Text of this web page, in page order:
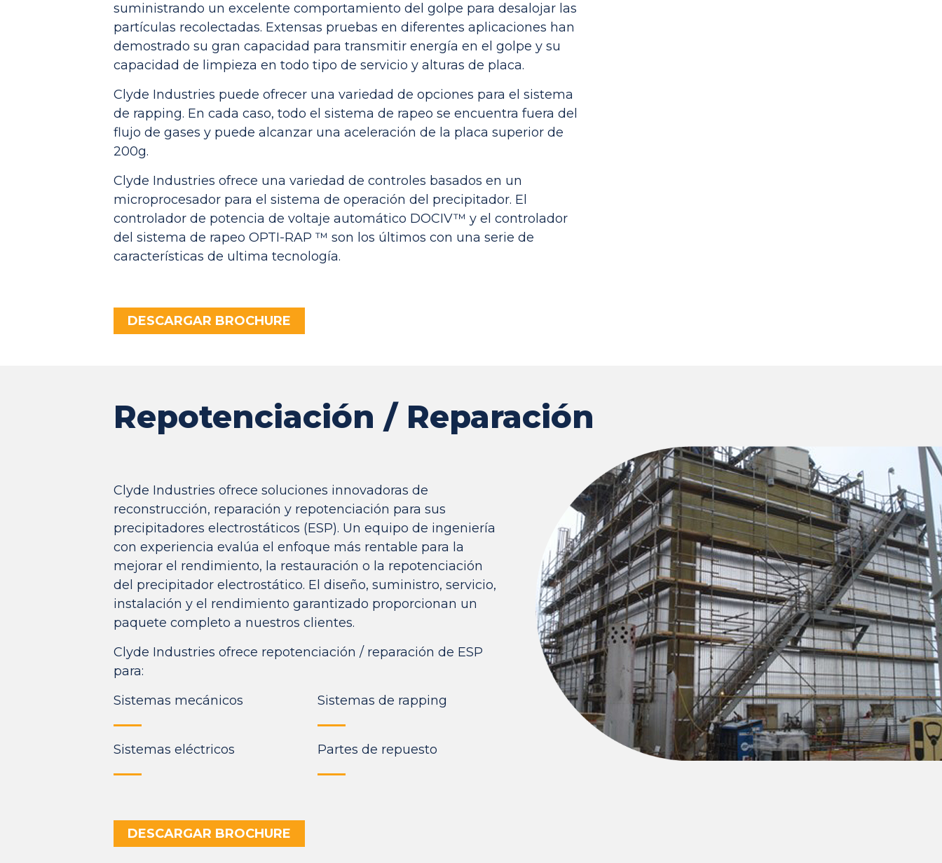
suministrando un excelente comportamiento del golpe para desalojar las
partículas recolectadas. Extensas pruebas en diferentes aplicaciones han
demostrado su gran capacidad para transmitir energía en el golpe y su
capacidad de limpieza en todo tipo de servicio y alturas de placa.
Clyde Industries puede ofrecer una variedad de opciones para el sistema
de rapping. En cada caso, todo el sistema de rapeo se encuentra fuera del
flujo de gases y puede alcanzar una aceleración de la placa superior de
200g.
Clyde Industries ofrece una variedad de controles basados ​​en un
microprocesador para el sistema de operación del precipitador. El
controlador de potencia de voltaje automático DOCIV™ y el controlador
del sistema de rapeo OPTI-RAP ™ son los últimos con una serie de
características de ultima tecnología.
DESCARGAR BROCHURE
Repotenciación / Reparación
Clyde Industries ofrece soluciones innovadoras de
reconstrucción, reparación y repotenciación para sus
precipitadores electrostáticos (ESP). Un equipo de ingeniería
con experiencia evalúa el enfoque más rentable para la
mejorar el rendimiento, la restauración o la repotenciación
del precipitador electrostático. El diseño, suministro, servicio,
instalación y el rendimiento garantizado proporcionan un
paquete completo a nuestros clientes.
Clyde Industries ofrece repotenciación / reparación de ESP
para:
Sistemas mecánicos
Sistemas eléctricos
Sistemas de rapping
Partes de repuesto
DESCARGAR BROCHURE